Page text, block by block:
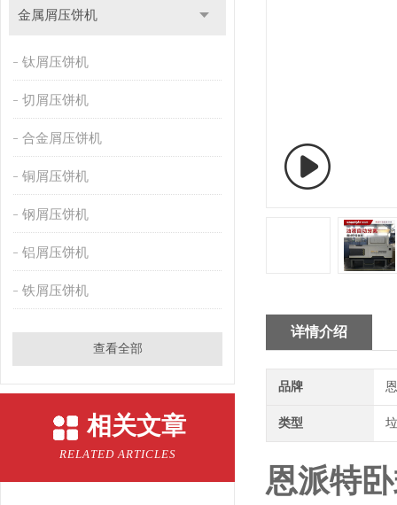
金属屑压饼机
钛屑压饼机
切屑压饼机
合金屑压饼机
铜屑压饼机
钢屑压饼机
铝屑压饼机
铁屑压饼机
查看全部
相关文章
RELATED ARTICLES
详情介绍
品牌
类型
恩派特